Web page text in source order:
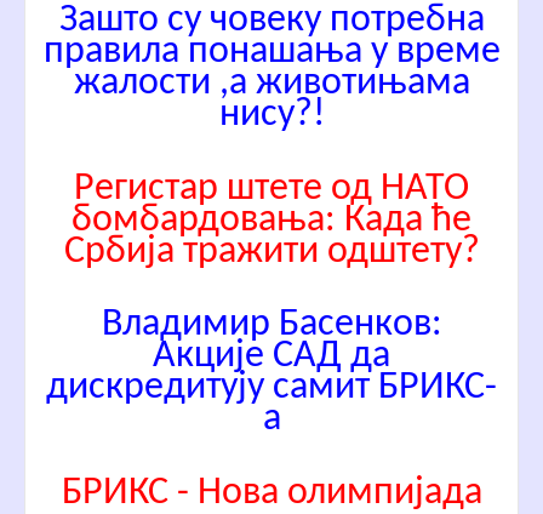
Зашто су човеку потребна
правила понашања у време
жалости ,а животињама
нису?!
Регистар штете од НАТО
бомбардовања: Када ће
Србија тражити одштету?
Владимир Басенков:
Акције САД да
дискредитују самит БРИКС-
а
БРИКС - Нова олимпијада